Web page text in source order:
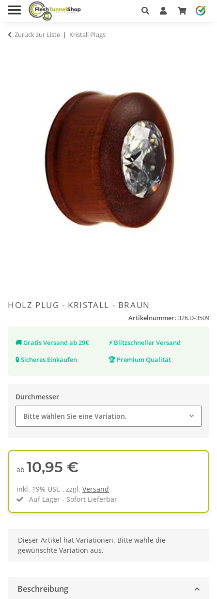
Zurück zur Liste Kristall Plugs
HOLZ PLUG - KRISTALL - BRAUN
Artikelnummer: 326.D-3509
🚚Gratis Versand ab 29€ ⚡ Blitzschneller Versand
🔒Sicheres Einkaufen 🏆 Premium Qualität
Durchmesser
Bitte wählen Sie eine Variation.
ab 10,95 €
inkl. 19% USt. , zzgl. Versand
Auf Lager - Sofort Lieferbar
x
Dieser Artikel hat Variationen. Bitte wähle die
gewünschte Variation aus.
Beschreibung